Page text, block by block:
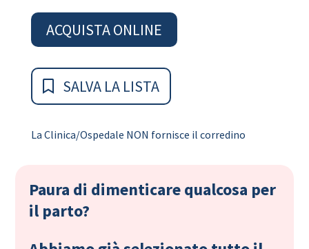
ACQUISTA ONLINE
SALVA LA LISTA
La Clinica/Ospedale NON fornisce il corredino
Paura di dimenticare qualcosa per
il parto?